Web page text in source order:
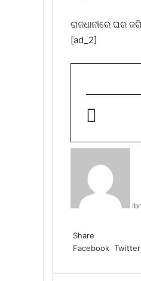
ରାଜଧାନୀରେ ଘର
[ad_2]
Share
Facebook Twitter